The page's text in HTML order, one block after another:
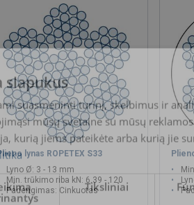
lynas ROPETEX S33
Lyno Ø: 3 - 13 mm
Min. trūkimo riba kN: 6.39 - 120
Padengimas: Cinkuotas
slapukus
suasmeninti turinį, skelbimus ir
mūsų svetaine su mūsų
kurią jiems pateikėte arba kurią jie
Tiksliniai